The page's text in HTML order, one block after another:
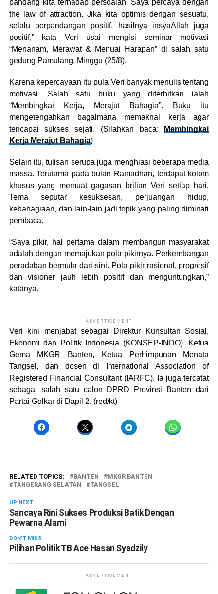
pandang kita terhadap persoalan. Saya percaya dengan
the law of attraction. Jika kita optimis dengan sesuatu,
selalu berpandangan positif, hasilnya insyaAllah juga
positif,” kata Veri usai mengisi seminar motivasi
“Menanam, Merawat & Menuai Harapan” di salah satu
gedung Pamulang, Minggu (25/8).
Karena kepercayaan itu pula Veri banyak menulis tentang
motivasi. Salah satu buku yang diterbitkan ialah
“Membingkai Kerja, Merajut Bahagia”. Buku itu
mengetengahkan bagaimana memaknai kerja agar
tencapai sukses sejati. (Silahkan baca:
Membingkai
Kerja Merajut Bahagia)
Selain itu, tulisan serupa juga menghiasi beberapa media
massa. Terutama pada bulan Ramadhan, terdapat kolom
khusus yang memuat gagasan brilian Veri setiap hari.
Tema seputar kesuksesan, perjuangan hidup,
kebahagiaan, dan lain-lain jadi topik yang paling diminati
pembaca.
“Saya pikir, hal pertama dalam membangun masyarakat
adalah dengan memajukan pola pikirnya. Perkembangan
peradaban bermula dari sini. Pola pikir rasional, progresif
dan visioner jauh lebih positif dan menguntungkan,”
katanya.
ADVERTISEMENT
Veri kini menjabat sebagai Direktur Kunsultan Sosial,
Ekonomi dan Politik Indonesia (KONSEP-INDO), Ketua
Gema MKGR Banten, Ketua Perhimpunan Menata
Tangsel, dan dosen di International Association of
Registered Financial Consultant (IARFC). Ia juga tercatat
sebagai salah satu calon DPRD Provinsi Banten dari
Partai Golkar di Dapil 2. (red/kt)
RELATED TOPICS: BANTEN
MKGR BANTEN
TANGERANG SELATAN
TANGSEL
UP NEXT
Sancaya Rini Sukses Produksi Batik Dengan
Pewarna Alami
DON'T MISS
Pilihan Politik TB Ace Hasan Syadzily
ADVERTISEMENT